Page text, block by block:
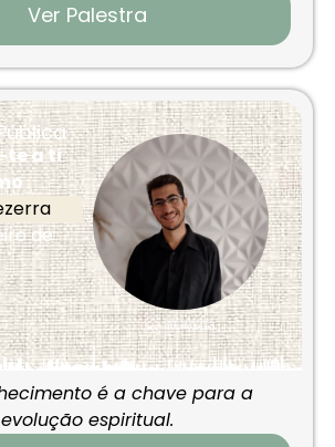
Ver Palestra
te a ti
de
é a chave para a
evolução espiritual.